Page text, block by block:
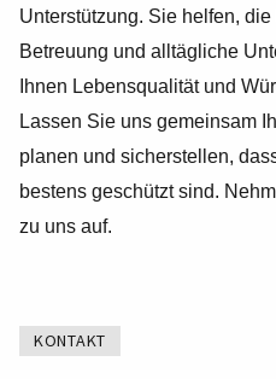
Unterstützung. Sie helfen,
Betreuung und alltägliche
Ihnen Lebensqualität und
Lassen Sie uns gemeinsam
planen und sicherstellen,
bestens geschützt sind.
zu uns auf.
KONTAKT